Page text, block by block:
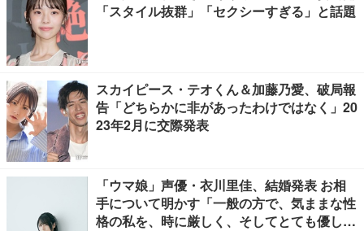
「スタイル抜群」「セクシーすぎる」と話題
スカイピース・テオくん＆加藤乃愛、破局報
告「どちらかに非があったわけではなく」20
23年2月に交際発表
「ウマ娘」声優・衣川里佳、結婚発表 お相
手について明かす「一般の方で、気ままな性
格の私を、時に厳しく、そしてとても優し